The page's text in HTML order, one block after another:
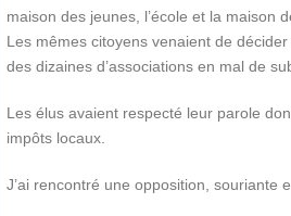
maison des jeunes, l’école et la maison
Les mêmes citoyens venaient de
des dizaines d’associations en mal de
Les élus avaient respecté leur parole
impôts locaux.
J’ai rencontré une opposition, souriante